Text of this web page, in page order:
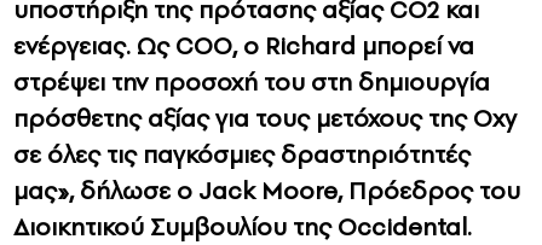
υποστήριξη της πρότασης αξίας CO2 και
ενέργειας. Ως COO, ο Richard μπορεί να
στρέψει την προσοχή του στη δημιουργία
πρόσθετης αξίας για τους μετόχους της Oxy
σε όλες τις παγκόσμιες δραστηριότητές
μας», δήλωσε ο Jack Moore, Πρόεδρος του
Διοικητικού Συμβουλίου της Occidental.